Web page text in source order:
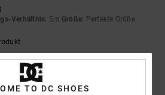
Verhältnis: 5/5 Größe: Perfekte Größe
5/5
TO DC SHOES